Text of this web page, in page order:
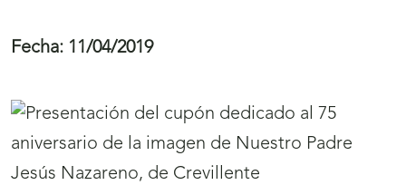
Fecha: 11/04/2019